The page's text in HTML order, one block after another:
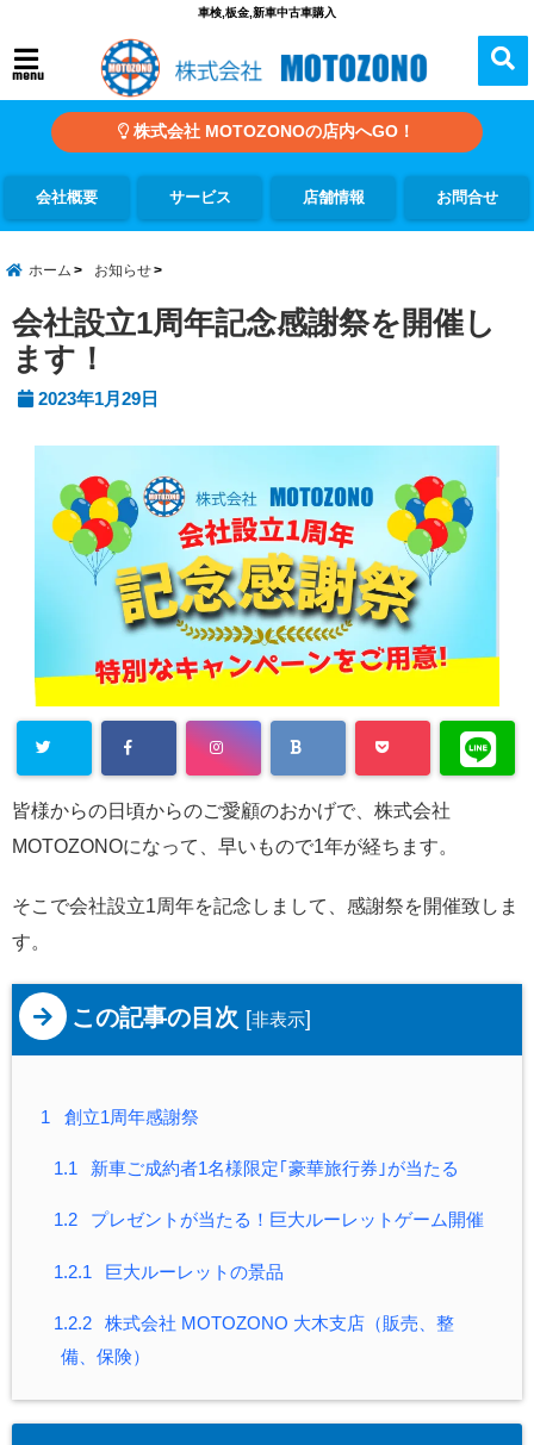
車検,板金,新車中古車購入
menu
株式会社 MOTOZONOの店内へGO！
会社概要 サービス 店舗情報 お問合せ
ホーム お知らせ
会社設立1周年記念感謝祭を開催し
ます！
2023年1月29日
皆様からの日頃からのご愛顧のおかげで、株式会社
MOTOZONOになって、早いもので1年が経ちます。
そこで会社設立1周年を記念しまして、感謝祭を開催致しま
す。
この記事の目次 [非表示]
1 創立1周年感謝祭
1.1 新車ご成約者1名様限定｢豪華旅行券｣が当たる
1.2 プレゼントが当たる！巨大ルーレットゲーム開催
1.2.1 巨大ルーレットの景品
1.2.2
株式会社 MOTOZONO 大木支店（販売、整
備、保険）